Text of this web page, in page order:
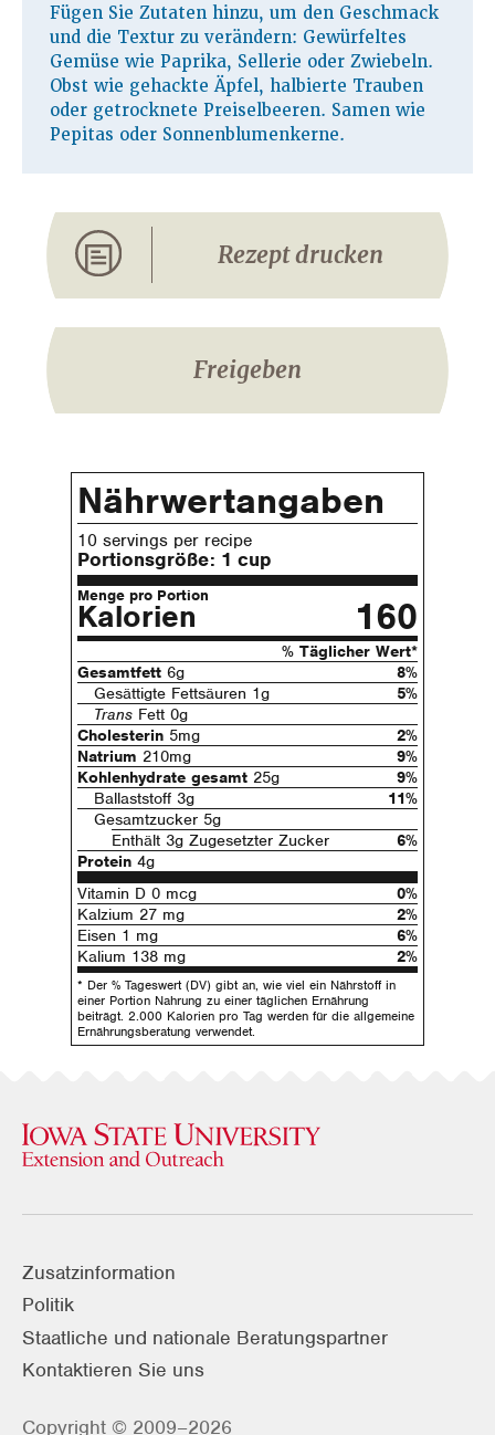
Fügen Sie Zutaten hinzu, um den Geschmack
und die Textur zu verändern: Gewürfeltes
Gemüse wie Paprika, Sellerie oder Zwiebeln.
Obst wie gehackte Äpfel, halbierte Trauben
oder getrocknete Preiselbeeren. Samen wie
Pepitas oder Sonnenblumenkerne.
Rezept drucken
Freigeben
Nährwertangaben
10 servings per recipe
Portionsgröße: 1 cup
Menge pro Portion
Kalorien 160
% Täglicher Wert*
Gesamtfett 6g
8%
Gesättigte Fettsäuren 1g
5%
Trans Fett 0g
Cholesterin 5mg
2%
Natrium 210mg
9%
Kohlenhydrate gesamt 25g
9%
Ballaststoff 3g
11%
Gesamtzucker 5g
Enthält 3g Zugesetzter Zucker
6%
Protein 4g
Vitamin D 0 mcg
0%
Kalzium 27 mg
2%
Eisen 1 mg
6%
Kalium 138 mg
2%
* Der % Tageswert (DV) gibt an, wie viel ein Nährstoff in
einer Portion Nahrung zu einer täglichen Ernährung
beiträgt. 2.000 Kalorien pro Tag werden für die allgemeine
Ernährungsberatung verwendet.
Zusatzinformation
Politik
Staatliche und nationale Beratungspartner
Kontaktieren Sie uns
Copyright © 2009–2026